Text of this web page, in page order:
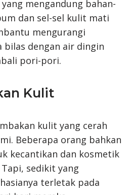
mengandung bahan-
dan sel-sel kulit mati
mengurangi
bilas dengan air dingin
pori-pori.
Kulit
kulit yang cerah
Beberapa orang bahkan
kecantikan dan kosmetik
sedikit yang
terletak pada